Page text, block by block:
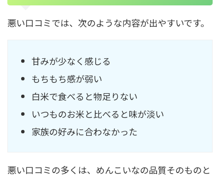
悪い口コミでは、次のような内容が出やすいです。
甘みが少なく感じる
もちもち感が弱い
白米で食べると物足りない
いつものお米と比べると味が淡い
家族の好みに合わなかった
悪い口コミの多くは、めんこいなの品質そのものと